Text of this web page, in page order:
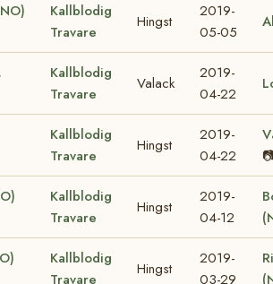
Kallblodig
Travare
Hingst
2019-
05-05
Kallblodig
Travare
Valack
2019-
04-22
Kallblodig
Travare
Hingst
2019-
04-22
Kallblodig
Travare
Hingst
2019-
04-12
Kallblodig
Travare
Hingst
2019-
03-29